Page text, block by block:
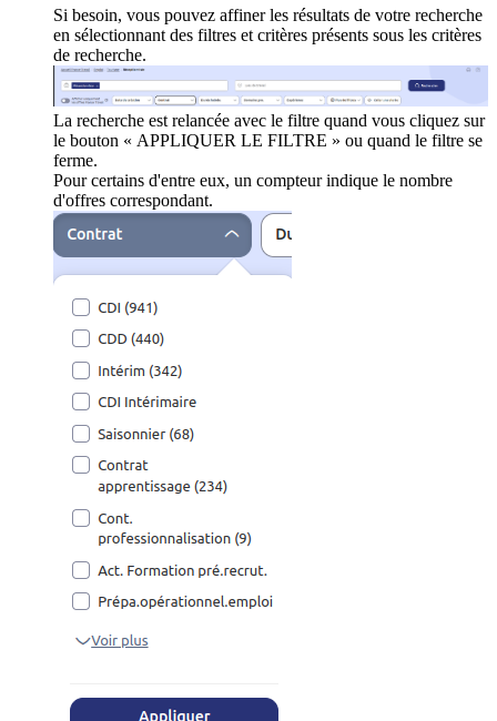
Si besoin, vous pouvez affiner les résultats de votre recherche
en sélectionnant des filtres et critères présents sous les critères
de recherche.
La recherche est relancée avec le filtre quand vous cliquez sur
le bouton « APPLIQUER LE FILTRE » ou quand le filtre se
ferme.
Pour certains d'entre eux, un compteur indique le nombre
d'offres correspondant.